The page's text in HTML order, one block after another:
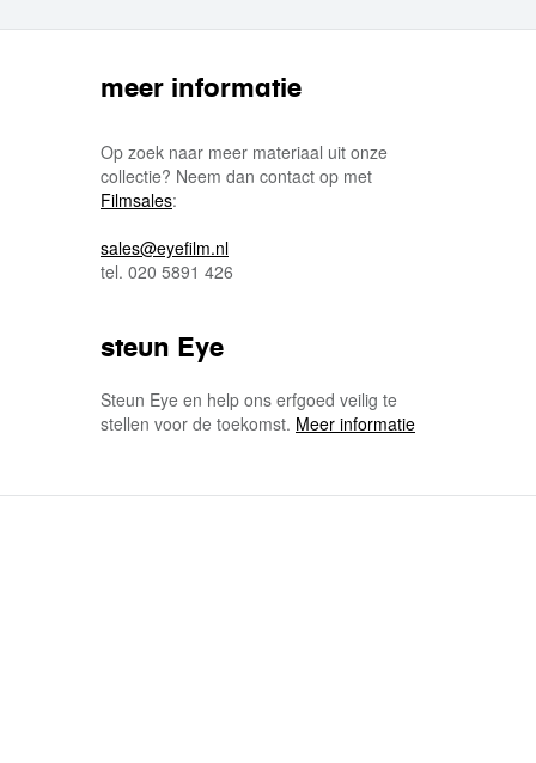
meer informatie
Op zoek naar meer materiaal uit onze
collectie? Neem dan contact op met
Filmsales:
sales@eyefilm.nl
tel. 020 5891 426
steun Eye
Steun Eye en help ons erfgoed veilig te
stellen voor de toekomst. Meer informatie